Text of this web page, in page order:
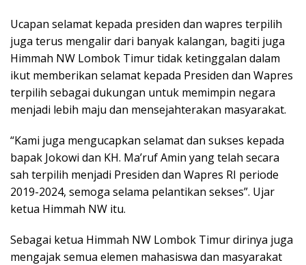
Ucapan selamat kepada presiden dan wapres terpilih
juga terus mengalir dari banyak kalangan, bagiti juga
Himmah NW Lombok Timur tidak ketinggalan dalam
ikut memberikan selamat kepada Presiden dan Wapres
terpilih sebagai dukungan untuk memimpin negara
menjadi lebih maju dan mensejahterakan masyarakat.
“Kami juga mengucapkan selamat dan sukses kepada
bapak Jokowi dan KH. Ma’ruf Amin yang telah secara
sah terpilih menjadi Presiden dan Wapres RI periode
2019-2024, semoga selama pelantikan sekses”. Ujar
ketua Himmah NW itu.
Sebagai ketua Himmah NW Lombok Timur dirinya juga
mengajak semua elemen mahasiswa dan masyarakat